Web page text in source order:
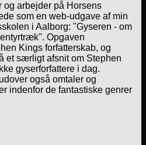
og arbejder på Horsens
som en web-udgave af min
i Aalborg: "Gyseren - om
Opgaven
Kings forfatterskab, og
et særligt afsnit om Stephen
gyserforfattere i dag.
også omtaler og
indenfor de fantastiske genrer